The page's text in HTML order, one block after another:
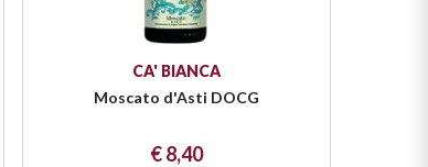
CA' BIANCA
Moscato d'Asti DOCG
€ 8,40